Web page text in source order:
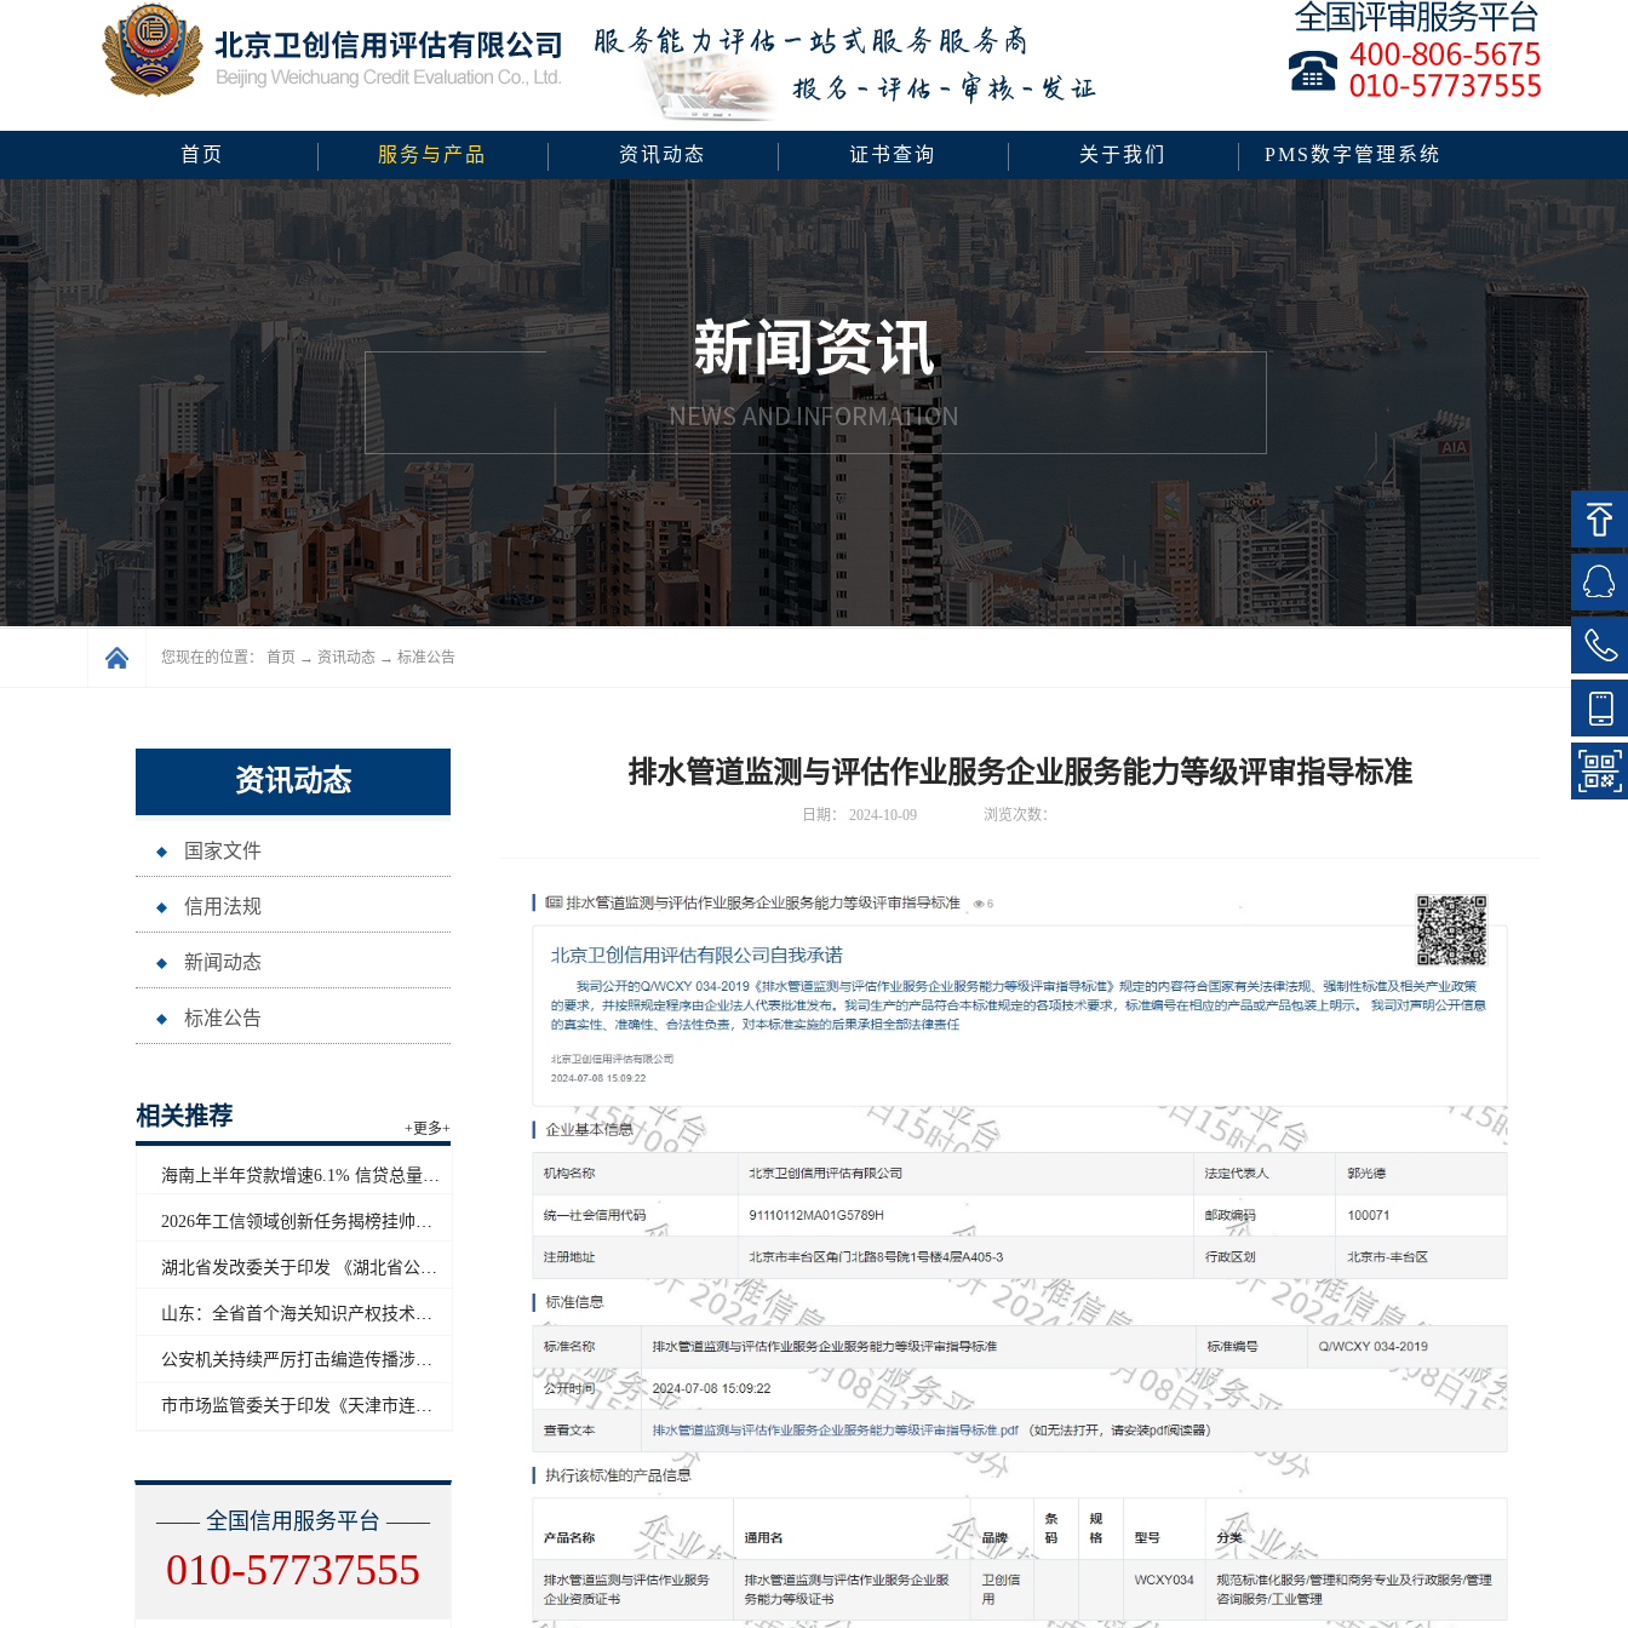
首页 服务与产品 资讯动态 证书查询 关于我们 PMS数字管理系统
您现在的位置： 首页 → 资讯动态 → 标准公告
资讯动态
国家文件
信用法规
新闻动态
标准公告
相关推荐 +更多+
海南上半年贷款增速6.1% 信贷总量保持合理平稳增长
2026年工信领域创新任务揭榜挂帅工作启动
湖北省发改委关于印发 《湖北省公共信用信息目录（2026年版）》的通知
山东：全省首个海关知识产权技术调查官制度落地济南自贸片区
公安机关持续严厉打击编造传播涉汛涉灾网络谣言
市市场监管委关于印发《天津市连锁企业食品经营许可“先证后核”信用承诺审批实施办法》的通知
—— 全国信用服务平台 ——
010-57737555
排水管道监测与评估作业服务企业服务能力等级评审指导标准
日期： 2024-10-09 浏览次数：